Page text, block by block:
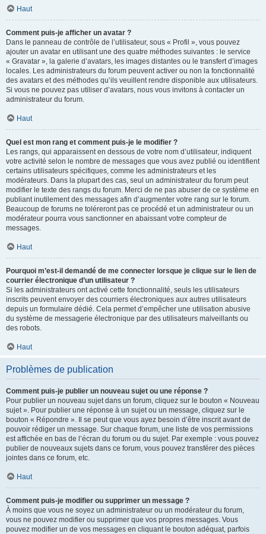
Haut
Comment puis-je afficher un avatar ?
Dans le panneau de contrôle de l’utilisateur, sous « Profil », vous pouvez
ajouter un avatar en utilisant une des quatre méthodes suivantes : le service
« Gravatar », la galerie d’avatars, les images distantes ou le transfert d’images
locales. Les administrateurs du forum peuvent activer ou non la fonctionnalité
des avatars et des méthodes qu’ils veuillent rendre disponible aux utilisateurs.
Si vous ne pouvez pas utiliser d’avatars, nous vous invitons à contacter un
administrateur du forum.
Haut
Quel est mon rang et comment puis-je le modifier ?
Les rangs, qui apparaissent en dessous de votre nom d’utilisateur, indiquent
votre activité selon le nombre de messages que vous avez publié ou identifient
certains utilisateurs spécifiques, comme les administrateurs et les
modérateurs. Dans la plupart des cas, seul un administrateur du forum peut
modifier le texte des rangs du forum. Merci de ne pas abuser de ce système en
publiant inutilement des messages afin d’augmenter votre rang sur le forum.
Beaucoup de forums ne toléreront pas ce procédé et un administrateur ou un
modérateur pourra vous sanctionner en abaissant votre compteur de
messages.
Haut
Pourquoi m’est-il demandé de me connecter lorsque je clique sur le lien de
courrier électronique d’un utilisateur ?
Si les administrateurs ont activé cette fonctionnalité, seuls les utilisateurs
inscrits peuvent envoyer des courriers électroniques aux autres utilisateurs
depuis un formulaire dédié. Cela permet d’empêcher une utilisation abusive
du système de messagerie électronique par des utilisateurs malveillants ou
des robots.
Haut
Problèmes de publication
Comment puis-je publier un nouveau sujet ou une réponse ?
Pour publier un nouveau sujet dans un forum, cliquez sur le bouton « Nouveau
sujet ». Pour publier une réponse à un sujet ou un message, cliquez sur le
bouton « Répondre ». Il se peut que vous ayez besoin d’être inscrit avant de
pouvoir rédiger un message. Sur chaque forum, une liste de vos permissions
est affichée en bas de l’écran du forum ou du sujet. Par exemple : vous pouvez
publier de nouveaux sujets dans ce forum, vous pouvez transférer des pièces
jointes dans ce forum, etc.
Haut
Comment puis-je modifier ou supprimer un message ?
À moins que vous ne soyez un administrateur ou un modérateur du forum,
vous ne pouvez modifier ou supprimer que vos propres messages. Vous
pouvez modifier un de vos messages en cliquant le bouton adéquat, parfois